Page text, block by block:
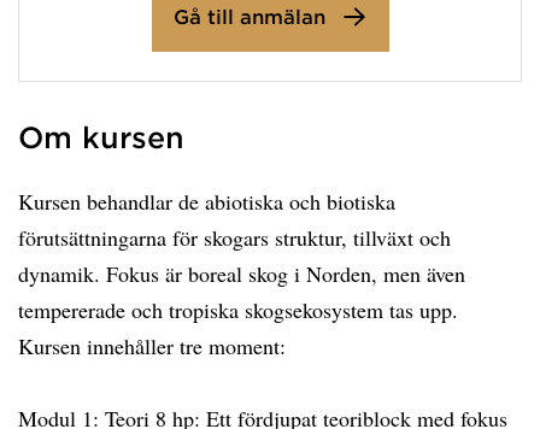
Gå till anmälan
Om kursen
Kursen behandlar de abiotiska och biotiska
förutsättningarna för skogars struktur, tillväxt och
dynamik. Fokus är boreal skog i Norden, men även
tempererade och tropiska skogsekosystem tas upp.
Kursen innehåller tre moment:
Modul 1: Teori 8 hp: Ett fördjupat teoriblock med fokus